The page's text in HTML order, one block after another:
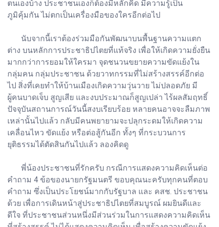
ตนเองบ้าง ประชาชนเองก็ต้องมีหลักคิด มีความรู้เป็น
ภูมิคุ้มกัน ไม่ตกเป็นเครื่องมือของใครอีกต่อไป
นับจากนี้เราต้องร่วมมือกันพัฒนาบนพื้นฐานความแตก
ต่าง บนหลักการประชาธิปไตยที่แท้จริง เพื่อให้เกิดความยั่งยืน
มากกว่าการยอมให้ใครมา จุดชนวนขยายความขัดแย้งใน
กลุ่มคน กลุ่มประชาชน ด้วยวาทกรรมที่ไม่สร้างสรรค์อีกต่อ
ไป สิ่งที่เคยทำให้บ้านเมืองเกิดความวุ่นวาย ไม่ปลอดภัย มี
ผู้คนบาดเจ็บ สูญเสีย และงบประมาณก็สูญเปล่า ไร้ผลสัมฤทธิ์
ปัจจุบันสถานการณ์วันนี้สงบเรียบร้อย หลายคนอาจจะลืมภาพ
เหล่านั้นไปแล้ว กลับมีคนพยายามจะปลุกระดมให้เกิดความ
เคลื่อนไหว ขัดแย้ง หรือต่อสู้กันอีก ทั้งๆ ที่กระบวนการ
ยุติธรรมได้ตัดสินกันไปแล้ว ลองคิดดู
พี่น้องประชาชนที่รักครับ กรณีการแสดงความคิดเห็นต่อ
คำถาม 4 ข้อของนายกรัฐมนตรี ขอบคุณนะครับทุกคนที่ตอบ
คำถาม ซึ่งเป็นประโยชน์มากกับรัฐบาล และ คสช. ประชาชน
ด้วย เพื่อการเดินหน้าสู่ประชาธิปไตยที่สมบูรณ์ ผมยินดีและ
ดีใจ ที่ประชาชนส่วนหนึ่งมีส่วนร่วมในการแสดงความคิดเห็น